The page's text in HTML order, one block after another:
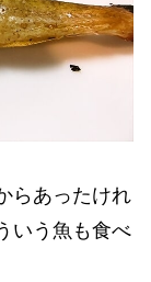
らあったけれ
いう魚も食べ